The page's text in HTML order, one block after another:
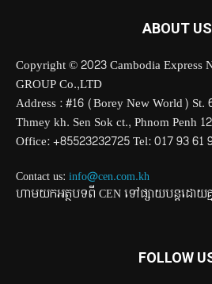
ABOUT US
Copyright © 2023 Cambodia Express
GROUP Co.,LTD
Address : #16 (Borey New World) St.
Thmey kh. Sen Sok ct., Phnom Penh
Office: +85523232725 Tel: 017 93 61
Contact us: info@cen.com.kh
ហាមយកអត្ថបទពី CEN ទៅផ្សាយបន្តដោយគ្ម
FOLLOW